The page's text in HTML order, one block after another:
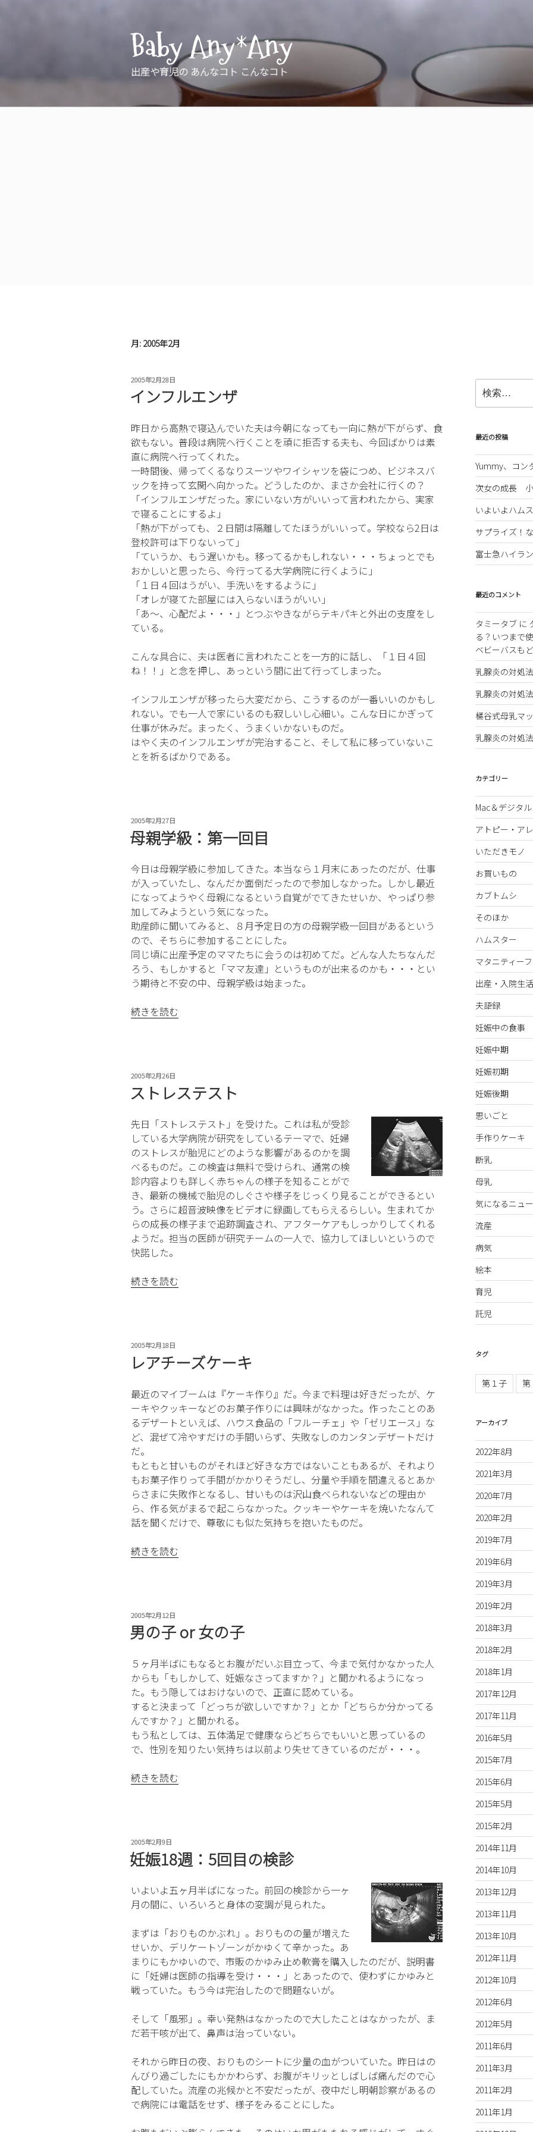
へ
キ
Baby Any*Any
出産や育児の あんなコト こんなコト
月: 2005年2月
投
日:
2005年2月28日
インフルエンザ
昨日から高熱で寝込んでいた夫は今朝になっても一向に熱が下がらず、食
欲もない。普段は病院へ行くことを頑に拒否する夫も、今回ばかりは素
直に病院へ行ってくれた。
一時間後、帰ってくるなりスーツやワイシャツを袋につめ、ビジネスバ
ックを持って玄関へ向かった。どうしたのか、まさか会社に行くの？
「インフルエンザだった。家にいない方がいいって言われたから、実家
で寝ることにするよ」
「熱が下がっても、２日間は隔離してたほうがいいって。学校なら2日は
登校許可は下りないって」
「ていうか、もう遅いかも。移ってるかもしれない・・・ちょっとでも
おかしいと思ったら、今行ってる大学病院に行くように」
「１日４回はうがい、手洗いをするように」
「オレが寝てた部屋には入らないほうがいい」
「あ〜、心配だよ・・・」とつぶやきながらテキパキと外出の支度をし
ている。
こんな具合に、夫は医者に言われたことを一方的に話し、「１日４回
ね！！」と念を押し、あっという間に出て行ってしまった。
インフルエンザが移ったら大変だから、こうするのが一番いいのかもし
れない。でも一人で家にいるのも寂しいし心細い。こんな日にかぎって
仕事が休みだ。まったく、うまくいかないものだ。
はやく夫のインフルエンザが完治すること、そして私に移っていないこ
とを祈るばかりである。
投
稿
日:
2005年2月27日
母親学級：第一回目
今日は母親学級に参加してきた。本当なら１月末にあったのだが、仕事
が入っていたし、なんだか面倒だったので参加しなかった。しかし最近
になってようやく母親になるという自覚がでてきたせいか、やっぱり参
加してみようという気になった。
助産師に聞いてみると、８月予定日の方の母親学級一回目があるという
ので、そちらに参加することにした。
同じ頃に出産予定のママたちに会うのは初めてだ。どんな人たちなんだ
ろう、もしかすると「ママ友達」というものが出来るのかも・・・とい
う期待と不安の中、母親学級は始まった。
“母
一
回
の
続きを読む
投
日:
2005年2月26日
ストレステスト
先日「ストレステスト」を受けた。これは私が受診
している大学病院が研究をしているテーマで、妊婦
のストレスが胎児にどのような影響があるのかを調
べるものだ。この検査は無料で受けられ、通常の検
診内容よりも詳しく赤ちゃんの様子を知ることがで
き、最新の機械で胎児のしぐさや様子をじっくり見ることができるとい
う。さらに超音波映像をビデオに録画してもらえるらしい。生まれてか
らの成長の様子まで追跡調査され、アフターケアもしっかりしてくれる
ようだ。担当の医師が研究チームの一人で、協力してほしいというので
快諾した。
“ス
ス
ト”
続きを読む
投
稿
日:
2005年2月18日
レアチーズケーキ
最近のマイブームは『ケーキ作り』だ。今まで料理は好きだったが、ケ
ーキやクッキーなどのお菓子作りには興味がなかった。作ったことのあ
るデザートといえば、ハウス食品の「フルーチェ」や「ゼリエース」な
ど、混ぜて冷やすだけの手間いらず、失敗なしのカンタンデザートだけ
だ。
もともと甘いものがそれほど好きな方ではないこともあるが、それより
もお菓子作りって手間がかかりそうだし、分量や手順を間違えるとあか
らさまに失敗作となるし、甘いものは沢山食べられないなどの理由か
ら、作る気がまるで起こらなかった。クッキーやケーキを焼いたなんて
話を聞くだけで、尊敬にも似た気持ちを抱いたものだ。
“レ
ケ
ー
の
続きを読む
投
稿
日:
2005年2月12日
男の子 or 女の子
５ヶ月半ばにもなるとお腹がだいぶ目立って、今まで気付かなかった人
からも「もしかして、妊娠なさってますか？」と聞かれるようになっ
た。もう隠してはおけないので、正直に認めている。
すると決まって「どっちが欲しいですか？」とか「どちらか分かってる
んですか？」と聞かれる。
もう私としては、五体満足で健康ならどちらでもいいと思っているの
で、性別を知りたい気持ちは以前より失せてきているのだが・・・。
“男
の
子”
続きを読む
投
稿
日:
2005年2月9日
妊娠18週：5回目の検診
いよいよ五ヶ月半ばになった。前回の検診から一ヶ
月の間に、いろいろと身体の変調が見られた。
まずは「おりものかぶれ」。おりものの量が増えた
せいか、デリケートゾーンがかゆくて辛かった。あ
まりにもかゆいので、市販のかゆみ止め軟膏を購入したのだが、説明書
に「妊婦は医師の指導を受け・・・」とあったので、使わずにかゆみと
戦っていた。もう今は完治したので問題ないが。
そして「風邪」。幸い発熱はなかったので大したことはなかったが、ま
だ若干咳が出て、鼻声は治っていない。
それから昨日の夜、おりものシートに少量の血がついていた。昨日はの
んびり過ごしたにもかかわらず、お腹がキリッとしばしば痛んだので心
配していた。流産の兆候かと不安だったが、夜中だし明朝診察があるの
で病院には電話をせず、様子をみることにした。
索:
最近の投稿
Yummy、コン
次女の成長
いよいよハム
サプライズ！
富士急ハイラ
最近のコメント
タミータブに
る？いつまで
ベビーバスも
乳腺炎の対処法
乳腺炎の対処法
桶谷式母乳マ
乳腺炎の対処法
カテゴリー
Mac＆デジタル
アトピー・ア
いただきモノ
お買いもの
カブトムシ
そのほか
ハムスター
マタニティー
出産・入院生活
夫語録
妊娠中の食事
妊娠中期
妊娠初期
妊娠後期
思いごと
手作りケーキ
断乳
母乳
気になるニュ
流産
病気
絵本
育児
託児
タグ
第１子 第
アーカイブ
2022年8月
2021年3月
2020年7月
2020年2月
2019年7月
2019年6月
2019年3月
2019年2月
2018年3月
2018年2月
2018年1月
2017年12月
2017年11月
2016年5月
2015年7月
2015年6月
2015年5月
2015年2月
2014年11月
2014年10月
2013年12月
2013年11月
2013年10月
2012年11月
2012年10月
2012年6月
2012年5月
2011年6月
2011年3月
2011年2月
2011年1月